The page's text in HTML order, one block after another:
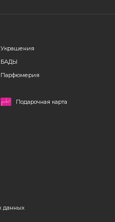
Украшения
БАДЫ
Парфюмерия
Подарочная карта
данных